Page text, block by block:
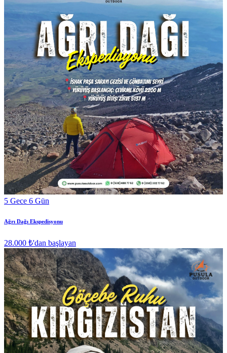
5 Gece 6 Gün
Ağrı Dağı Ekspedisyonu
28.000 ₺'dan başlayan